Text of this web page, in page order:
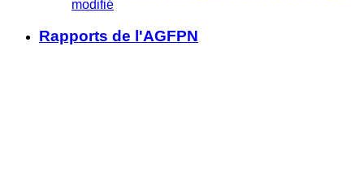
modifié
Rapports de l'AGFPN